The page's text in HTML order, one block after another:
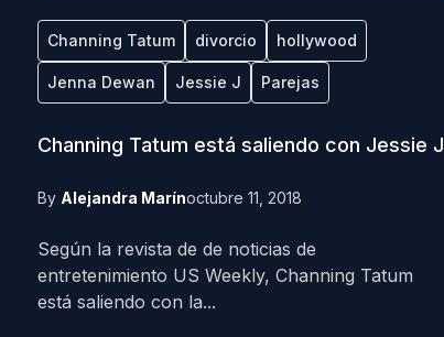
Channing Tatum divorcio hollywood
Jenna Dewan Jessie J Parejas
Channing Tatum está saliendo con Jessie J
By Alejandra Marínoctubre 11, 2018
Según la revista de de noticias de
entretenimiento US Weekly, Channing Tatum
está saliendo con la...